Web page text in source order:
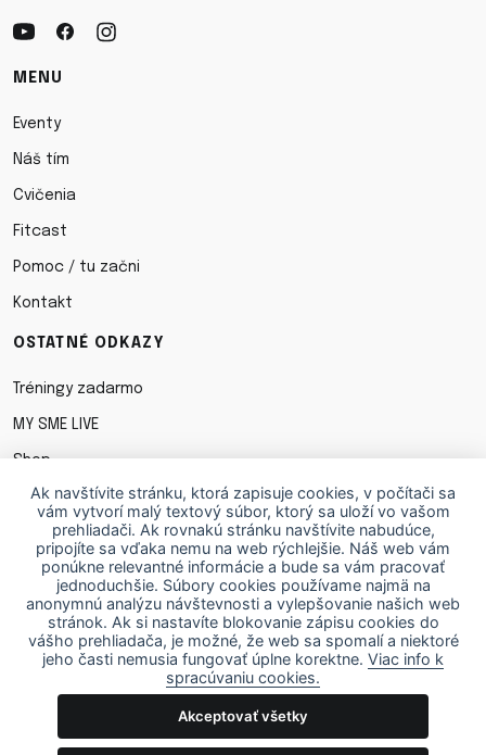
MENU
Eventy
Náš tím
Cvičenia
Fitcast
Pomoc / tu začni
Kontakt
OSTATNÉ ODKAZY
Tréningy zadarmo
MY SME LIVE
Shop
Obchodné podmienky
Ochrana osobných údajov
Cookies
STIAHNI SI APKU
Ak navštívite stránku, ktorá zapisuje cookies, v počítači sa
vám vytvorí malý textový súbor, ktorý sa uloží vo vašom
prehliadači. Ak rovnakú stránku navštívite nabudúce,
pripojíte sa vďaka nemu na web rýchlejšie. Náš web vám
ponúkne relevantné informácie a bude sa vám pracovať
jednoduchšie. Súbory cookies používame najmä na
anonymnú analýzu návštevnosti a vylepšovanie našich web
stránok. Ak si nastavíte blokovanie zápisu cookies do
vášho prehliadača, je možné, že web sa spomalí a niektoré
jeho časti nemusia fungovať úplne korektne. Viac info k
spracúvaniu cookies.
Akceptovať všetky